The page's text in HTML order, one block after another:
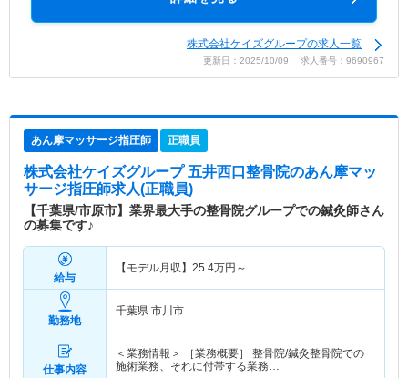
株式会社ケイズグループの求人一覧
更新日：2025/10/09 求人番号：9690967
あん摩マッサージ指圧師 正職員
株式会社ケイズグループ 五井西口整骨院のあん摩マッ
サージ指圧師求人(正職員)
【千葉県/市原市】業界最大手の整骨院グループでの鍼灸師さん
の募集です♪
給与
【モデル月収】 25.4万円～
勤務地
千葉県 市川市
仕事内容
＜業務情報＞ ［業務概要］ 整骨院/鍼灸整骨院での
施術業務、それに付帯する業務…